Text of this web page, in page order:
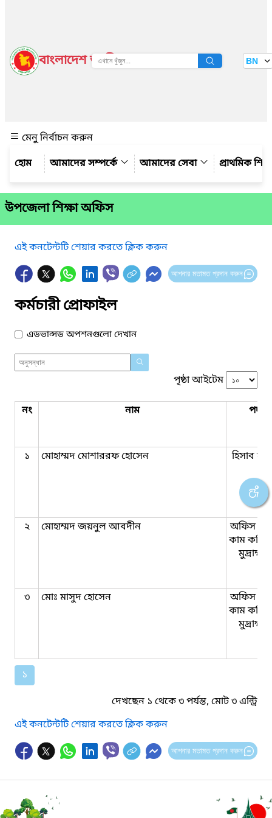
বাংলাদেশ জাতীয় তথ্য বাতায়ন BN
মেনু নির্বাচন করুন
আমাদের সম্পর্কে
আমাদের সেবা প্রাথমিক
উপজেলা শিক্ষা অফিস
এই কনটেন্টটি শেয়ার করতে ক্লিক করুন
আপনার মতামত প্রদান করুন
কর্মচারী প্রোফাইল
এডভান্সড অপশনগুলো দেখান
পৃষ্ঠা আইটেম
নং নাম পদবি
১ মোহাম্মদ মোশাররফ হোসেন হিসাব
২ মোহাম্মদ জয়নুল আবদীন
অফিস
কাম
৩ মোঃ মাসুদ হোসেন
অফিস
কাম
১
দেখছেন ১ থেকে ৩ পর্যন্ত, মোট ৩ এন্ট্রি
এই কনটেন্টটি শেয়ার করতে ক্লিক করুন
আপনার মতামত প্রদান করুন